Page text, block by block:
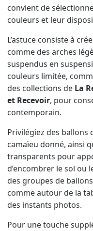
convient de
couleurs et leur
L’astuce consiste à
comme des arches
suspendus en
couleurs limitée,
des collections de La
et Recevoir, pour
contemporain.
Privilégiez des ballons
camaïeu donné, ainsi
transparents pour
d’encombrer le sol ou
des groupes de
comme autour de la
des instants photos.
Pour une touche